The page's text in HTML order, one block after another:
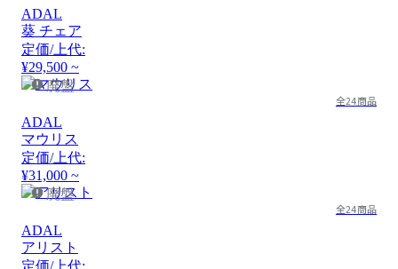
ADAL
葵 チェア
定価/上代:
¥29,500 ~
廃盤
全24商品
ADAL
マウリス
定価/上代:
¥31,000 ~
廃盤
全24商品
ADAL
アリスト
定価/上代: